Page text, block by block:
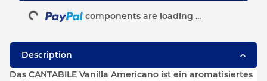
components are loading ...
Description
Das CANTABILE Vanilla Americano ist ein aromatisiertes